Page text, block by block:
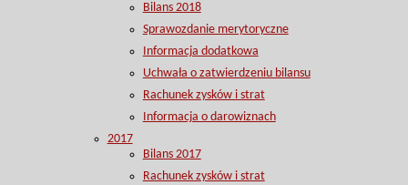
Bilans 2018
Sprawozdanie merytoryczne
Informacja dodatkowa
Uchwała o zatwierdzeniu bilansu
Rachunek zysków i strat
Informacja o darowiznach
2017
Bilans 2017
Rachunek zysków i strat